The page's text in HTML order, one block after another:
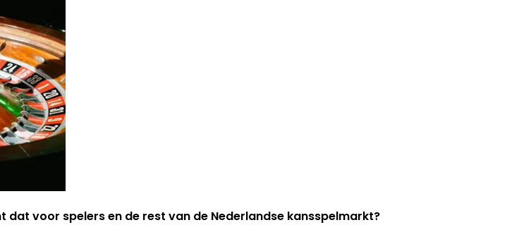
dat voor spelers en de rest van de Nederlandse kansspelmarkt?